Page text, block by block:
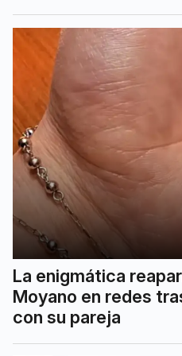
La enigmática
Moyano en redes
con su pareja